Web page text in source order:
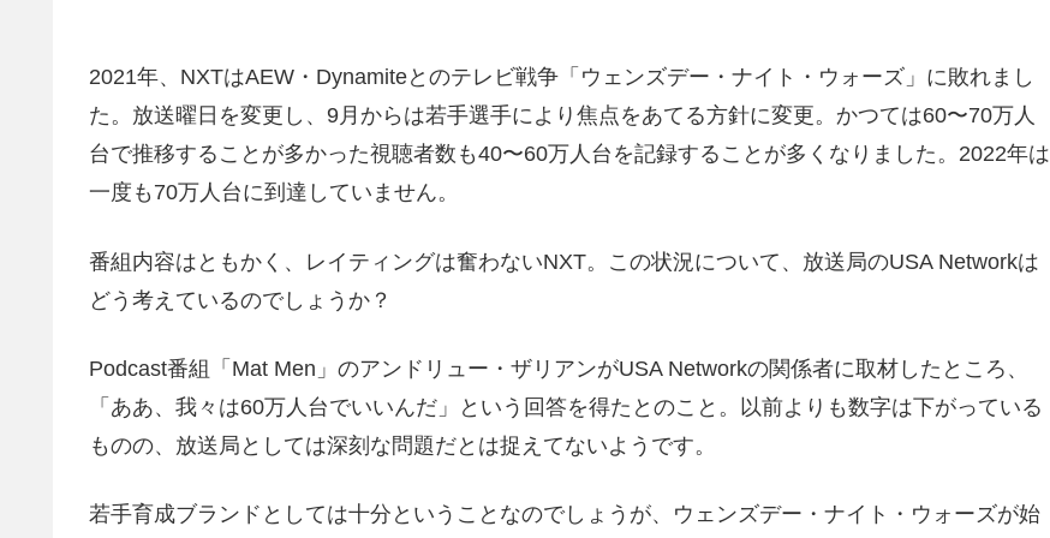
2021年、NXTはAEW・Dynamiteとのテレビ戦争「ウェンズデー・ナイト・ウォーズ」に敗れまし
た。放送曜日を変更し、9月からは若手選手により焦点をあてる方針に変更。かつては60〜70万人
台で推移することが多かった視聴者数も40〜60万人台を記録することが多くなりました。2022年は
一度も70万人台に到達していません。
番組内容はともかく、レイティングは奮わないNXT。この状況について、放送局のUSA Networkは
どう考えているのでしょうか？
Podcast番組「Mat Men」のアンドリュー・ザリアンがUSA Networkの関係者に取材したところ、
「ああ、我々は60万人台でいいんだ」という回答を得たとのこと。以前よりも数字は下がっている
ものの、放送局としては深刻な問題だとは捉えてないようです。
若手育成ブランドとしては十分ということなのでしょうが、ウェンズデー・ナイト・ウォーズが始